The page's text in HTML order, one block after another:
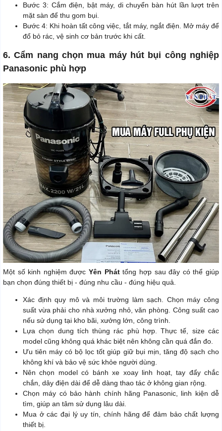
Bước 3: Cắm điện, bật máy, di chuyển bàn hút lần lượt trên
mặt sàn để thu gom bụi.
Bước 4: Khi hoàn tất công việc, tắt máy, ngắt điện. Mở máy để
đổ bỏ rác, vệ sinh cơ bản trước khi cất.
6. Cẩm nang chọn mua máy hút bụi công nghiệp
Panasonic phù hợp
Một số kinh nghiệm đượcYên Pháttổng hợp sau đây có thể giúp
bạn chọn đúng thiết bị - đúng nhu cầu - đúng hiệu quả.
Xác định quy mô và môi trường làm sạch. Chọn máy công
suất vừa phải cho nhà xưởng nhỏ, văn phòng. Công suất cao
nếu sử dụng tại kho bãi, xưởng lớn, công trình.
Lựa chọn dung tích thùng rác phù hợp. Thực tế, size các
model cũng không quá khác biệt nên không cần quá đắn đo.
Ưu tiên máy có bộ lọc tốt giúp giữ bụi mịn, tăng độ sạch cho
không khí và bảo vệ sức khỏe người dùng.
Nên chọn model có bánh xe xoay linh hoạt, tay đẩy chắc
chắn, dây điện dài để dễ dàng thao tác ở không gian rộng.
Chọn máy có bảo hành chính hãng Panasonic, linh kiện dễ
tìm, giúp an tâm sử dụng lâu dài.
Mua ở các đại lý uy tín, chính hãng để đảm bảo chất lượng
thiết bị.